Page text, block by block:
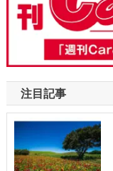
注目記事